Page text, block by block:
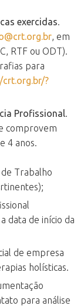
exercidas.
, em
RTF ou ODT).
para
?
Profissional.
comprovem
4 anos.
Trabalho
data de início da
de empresa
holísticas.
para análise